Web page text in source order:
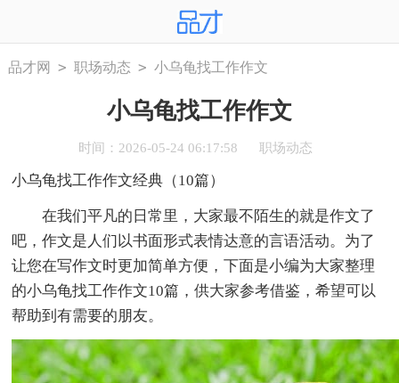
品才网 > 职场动态 > 小乌龟找工作作文
小乌龟找工作作文
时间：2026-05-24 06:17:58 职场动态
小乌龟找工作作文经典（10篇）
在我们平凡的日常里，大家最不陌生的就是作文了
吧，作文是人们以书面形式表情达意的言语活动。为了
让您在写作文时更加简单方便，下面是小编为大家整理
的小乌龟找工作作文10篇，供大家参考借鉴，希望可以
帮助到有需要的朋友。